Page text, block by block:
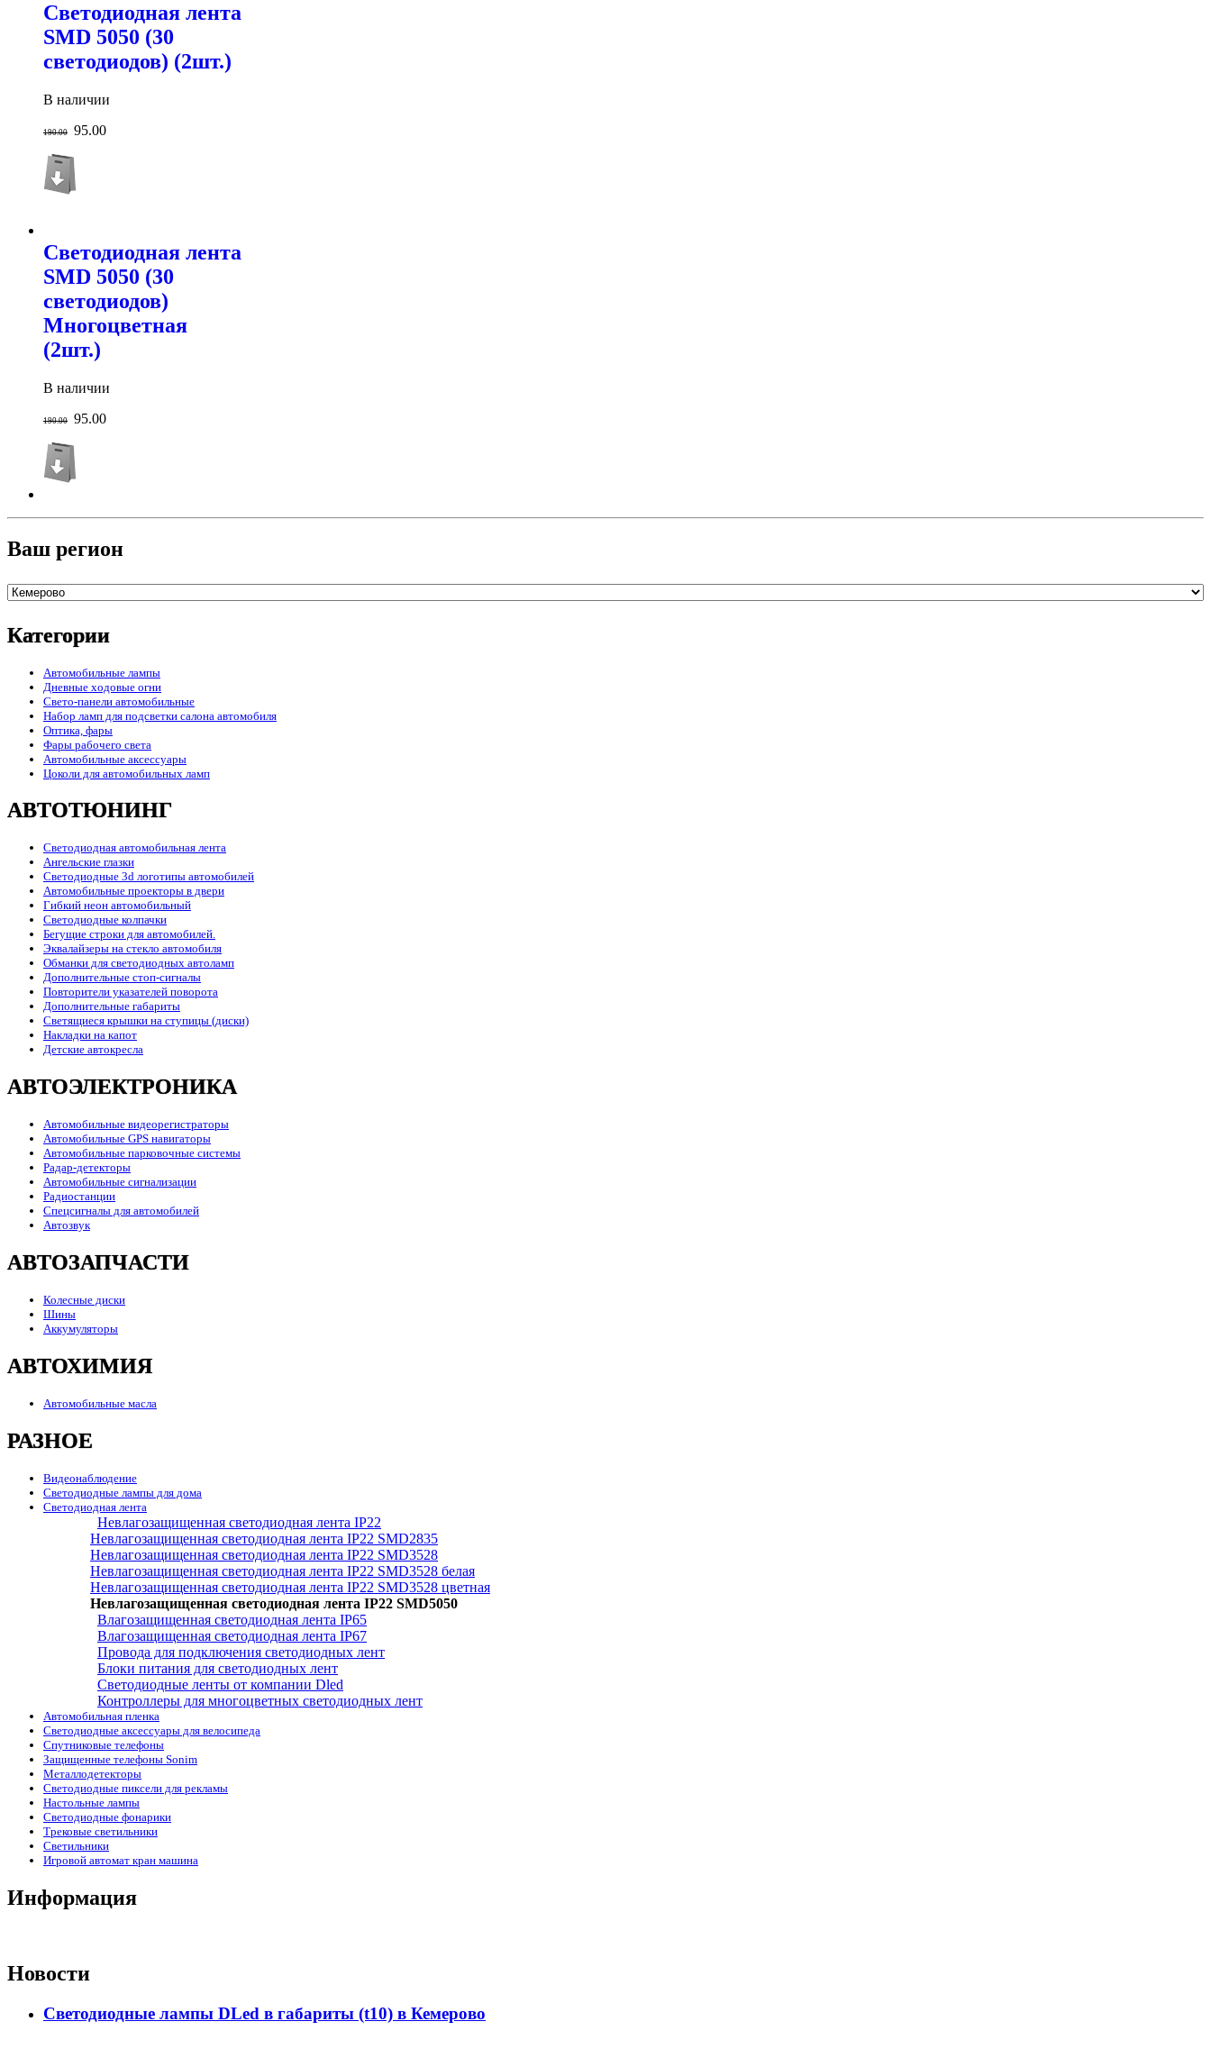
Светодиодная лента
SMD 5050 (30
светодиодов) (2шт.)
В наличии
190.00 95.00
Светодиодная лента
SMD 5050 (30
светодиодов)
Многоцветная
(2шт.)
В наличии
190.00 95.00
Ваш регион
Категории
Автомобильные лампы
Дневные ходовые огни
Свето-панели автомобильные
Набор ламп для подсветки салона автомобиля
Оптика, фары
Фары рабочего света
Автомобильные аксессуары
Цоколи для автомобильных ламп
АВТОТЮНИНГ
Светодиодная автомобильная лента
Ангельские глазки
Светодиодные 3d логотипы автомобилей
Автомобильные проекторы в двери
Гибкий неон автомобильный
Светодиодные колпачки
Бегущие строки для автомобилей.
Эквалайзеры на стекло автомобиля
Обманки для светодиодных автоламп
Дополнительные стоп-сигналы
Повторители указателей поворота
Дополнительные габариты
Светящиеся крышки на ступицы (диски)
Накладки на капот
Детские автокресла
АВТОЭЛЕКТРОНИКА
Автомобильные видеорегистраторы
Автомобильные GPS навигаторы
Автомобильные парковочные системы
Радар-детекторы
Автомобильные сигнализации
Радиостанции
Спецсигналы для автомобилей
Автозвук
АВТОЗАПЧАСТИ
Колесные диски
Шины
Аккумуляторы
АВТОХИМИЯ
Автомобильные масла
РАЗНОЕ
Видеонаблюдение
Светодиодные лампы для дома
Светодиодная лента
Невлагозащищенная светодиодная лента IP22
Невлагозащищенная светодиодная лента IP22 SMD2835
Невлагозащищенная светодиодная лента IP22 SMD3528
Невлагозащищенная светодиодная лента IP22 SMD3528 белая
Невлагозащищенная светодиодная лента IP22 SMD3528 цветная
Невлагозащищенная светодиодная лента IP22 SMD5050
Влагозащищенная светодиодная лента IP65
Влагозащищенная светодиодная лента IP67
Провода для подключения светодиодных лент
Блоки питания для светодиодных лент
Светодиодные ленты от компании Dled
Контроллеры для многоцветных светодиодных лент
Автомобильная пленка
Светодиодные аксессуары для велосипеда
Спутниковые телефоны
Защищенные телефоны Sonim
Металлодетекторы
Светодиодные пиксели для рекламы
Настольные лампы
Светодиодные фонарики
Трековые светильники
Светильники
Игровой автомат кран машина
Информация
Новости
Светодиодные лампы DLed в габариты (t10) в Кемерово